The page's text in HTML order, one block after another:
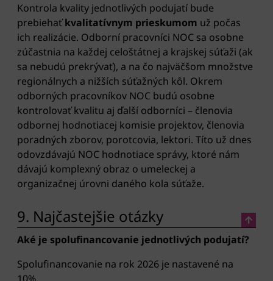
Kontrola kvality jednotlivých podujatí bude
prebiehaťkvalitatívnym prieskumom už počas
ich realizácie. Odborní pracovníci NOC sa osobne
zúčastnia na každej celoštátnej a krajskej súťaži (ak
sa nebudú prekrývať), a na čo najväčšom množstve
regionálnych a nižších súťažných kôl. Okrem
odborných pracovníkov NOC budú osobne
kontrolovať kvalitu aj ďalší odborníci – členovia
odbornej hodnotiacej komisie projektov, členovia
poradných zborov, porotcovia, lektori. Títo už dnes
odovzdávajú NOC hodnotiace správy, ktoré nám
dávajú komplexný obraz o umeleckej a
organizačnej úrovni daného kola súťaže.
9. Najčastejšie otázky
Aké je spolufinancovanie jednotlivých podujatí?
Spolufinancovanie na rok 2026 je nastavené na